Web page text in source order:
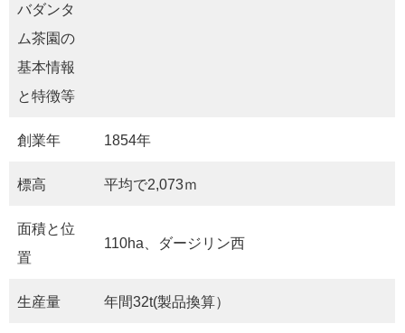
バダンタ
ム茶園の
基本情報
と特徴等
創業年 1854年
標高 平均で2,073ｍ
面積と位
置
110ha、ダージリン西
生産量 年間32t(製品換算）